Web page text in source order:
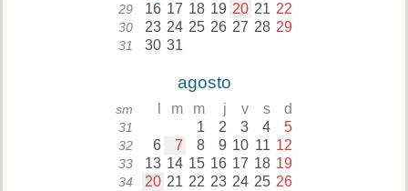
29 16 17 18 19 20 21 22
30 23 24 25 26 27 28 29
31 30 31
agosto
sm m m j v s d
31 1 2 3 4 5
32 6 7 8 9 10 11 12
33 13 14 15 16 17 18 19
34 20 21 22 23 24 25 26